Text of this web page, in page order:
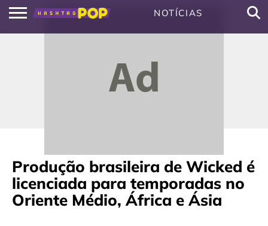
NOTÍCIAS
Produção brasileira de Wicked é
licenciada para temporadas no
Oriente Médio, África e Ásia